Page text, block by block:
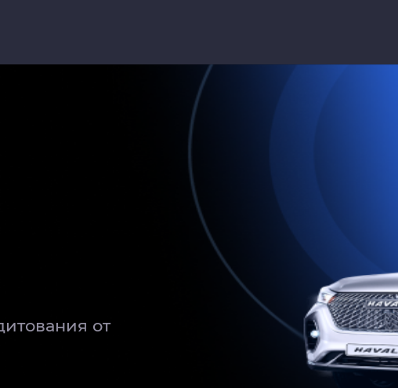
рулевое колесо
под дерево
от